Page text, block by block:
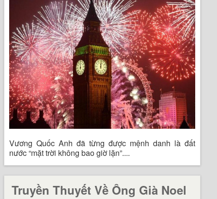
Vương Quốc Anh đã từng được mệnh danh là đất
nước “mặt trời không bao giờ lặn”....
Truyền Thuyết Về Ông Già Noel